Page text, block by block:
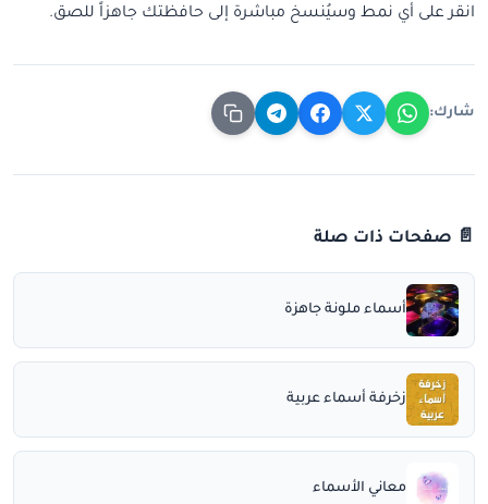
انقر على أي نمط وسيُنسخ مباشرة إلى حافظتك جاهزاً للصق.
شارك:
📄 صفحات ذات صلة
أسماء ملونة جاهزة
زخرفة أسماء عربية
معاني الأسماء